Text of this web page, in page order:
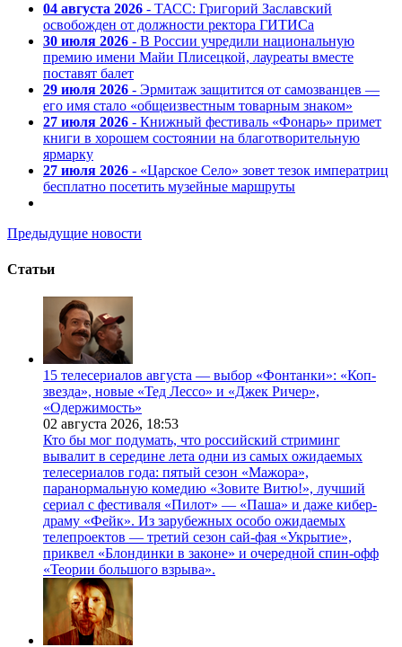
04 августа 2026 - ТАСС: Григорий Заславский
освобожден от должности ректора ГИТИСа
30 июля 2026 - В России учредили национальную
премию имени Майи Плисецкой, лауреаты вместе
поставят балет
29 июля 2026 - Эрмитаж защитится от самозванцев —
его имя стало «общеизвестным товарным знаком»
27 июля 2026 - Книжный фестиваль «Фонарь» примет
книги в хорошем состоянии на благотворительную
ярмарку
27 июля 2026 - «Царское Село» зовет тезок императриц
бесплатно посетить музейные маршруты
Предыдущие новости
Статьи
15 телесериалов августа — выбор «Фонтанки»: «Коп-
звезда», новые «Тед Лессо» и «Джек Ричер»,
«Одержимость»
02 августа 2026, 18:53
Кто бы мог подумать, что российский стриминг
вывалит в середине лета одни из самых ожидаемых
телесериалов года: пятый сезон «Мажора»,
паранормальную комедию «Зовите Витю!», лучший
сериал с фестиваля «Пилот» — «Паша» и даже кибер-
драму «Фейк». Из зарубежных особо ожидаемых
телепроектов — третий сезон сай-фая «Укрытие»,
приквел «Блондинки в законе» и очередной спин-офф
«Теории большого взрыва».